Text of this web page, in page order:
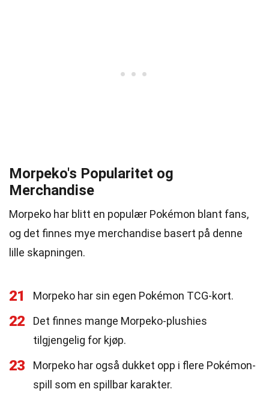
Morpeko's Popularitet og
Merchandise
Morpeko har blitt en populær Pokémon blant fans,
og det finnes mye merchandise basert på denne
lille skapningen.
21 Morpeko har sin egen Pokémon TCG-kort.
22
Det finnes mange Morpeko-plushies
tilgjengelig for kjøp.
23
Morpeko har også dukket opp i flere Pokémon-
spill som en spillbar karakter.